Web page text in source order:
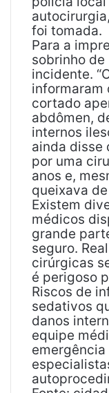
foi tomada.
Para a
sobrinho de
incidente.
informaram
cortado
abdômen,
internos
ainda disse
por uma
anos e,
queixava
Existem
médicos
grande
seguro.
cirúrgicas
é perigoso
Riscos de
sedativos
danos
equipe